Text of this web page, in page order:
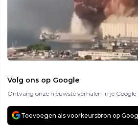
Volg ons op Google
Ontvang onze nieuwste verhalen in je
Toevoegen als voorkeursbron op